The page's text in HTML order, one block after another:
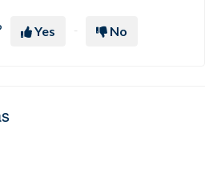
Yes No